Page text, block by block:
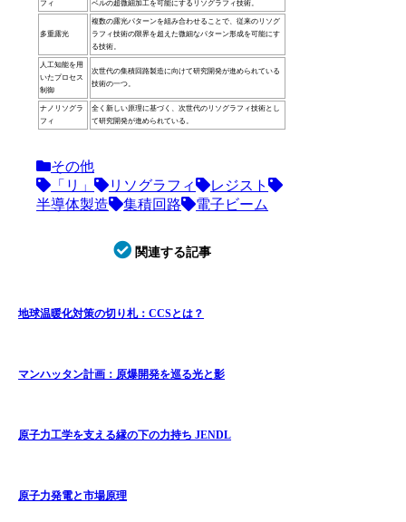
フィ
ベルの超微細加工を可能にするリソグラフィ技術。
多重露光
複数の露光パターンを組み合わせることで、従来のリソグ
ラフィ技術の限界を超えた微細なパターン形成を可能にす
る技術。
人工知能を用
いたプロセス
制御
次世代の集積回路製造に向けて研究開発が進められている
技術の一つ。
ナノリソグラ
フィ
全く新しい原理に基づく、次世代のリソグラフィ技術とし
て研究開発が進められている。
その他
「リ」
リソグラフィ
レジスト
半導体製造
集積回路 電子ビーム
関連する記事
地球温暖化対策の切り札：CCSとは？
マンハッタン計画：原爆開発を巡る光と影
原子力工学を支える縁の下の力持ち JENDL
原子力発電と市場原理